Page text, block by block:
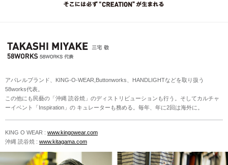
アパレルブランド、KING-O-WEAR,Buttonworks、HANDLIGHTなどを取り扱う
58works代表。
この他にも民藝の「沖縄 読谷焼」のディストリビューションも行う。そしてカルチャ
ーイベント「Inspiration」の キュレーターも務める。毎年、年に2回は海外に。
KING O WEAR : www.kingowear.com
沖縄 読谷焼 : www.kitagama.com